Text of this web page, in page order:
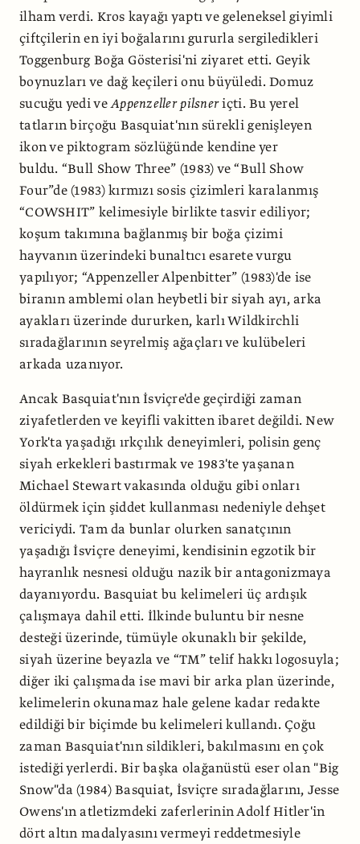
ilham verdi. Kros kayağı yaptı ve geleneksel giyimli
çiftçilerin en iyi boğalarını gururla sergiledikleri
Toggenburg Boğa Gösterisi'ni ziyaret etti. Geyik
boynuzları ve dağ keçileri onu büyüledi. Domuz
sucuğu yedi veAppenzeller pilsneriçti. Bu yerel
tatların birçoğu Basquiat'nın sürekli genişleyen
ikon ve piktogram sözlüğünde kendine yer
buldu. “Bull Show Three” (1983) ve “Bull Show
Four”de (1983) kırmızı sosis çizimleri karalanmış
“COWSHIT” kelimesiyle birlikte tasvir ediliyor;
koşum takımına bağlanmış bir boğa çizimi
hayvanın üzerindeki bunaltıcı esarete vurgu
yapılıyor; “Appenzeller Alpenbitter” (1983)'de ise
biranın amblemi olan heybetli bir siyah ayı, arka
ayakları üzerinde dururken, karlı Wildkirchli
sıradağlarının seyrelmiş ağaçları ve kulübeleri
arkada uzanıyor.
Ancak Basquiat'nın İsviçre'de geçirdiği zaman
ziyafetlerden ve keyifli vakitten ibaret değildi. New
York'ta yaşadığı ırkçılık deneyimleri, polisin genç
siyah erkekleri bastırmak ve 1983'te yaşanan
Michael Stewart vakasında olduğu gibi onları
öldürmek için şiddet kullanması nedeniyle dehşet
vericiydi. Tam da bunlar olurken sanatçının
yaşadığı İsviçre deneyimi, kendisinin egzotik bir
hayranlık nesnesi olduğu nazik bir antagonizmaya
dayanıyordu. Basquiat bu kelimeleri üç ardışık
çalışmaya dahil etti. İlkinde buluntu bir nesne
desteği üzerinde, tümüyle okunaklı bir şekilde,
siyah üzerine beyazla ve “TM” telif hakkı logosuyla;
diğer iki çalışmada ise mavi bir arka plan üzerinde,
kelimelerin okunamaz hale gelene kadar redakte
edildiği bir biçimde bu kelimeleri kullandı. Çoğu
zaman Basquiat'nın sildikleri, bakılmasını en çok
istediği yerlerdi. Bir başka olağanüstü eser olan "Big
Snow"da (1984) Basquiat, İsviçre sıradağlarını, Jesse
Owens'ın atletizmdeki zaferlerinin Adolf Hitler'in
dört altın madalyasını vermeyi reddetmesiyle